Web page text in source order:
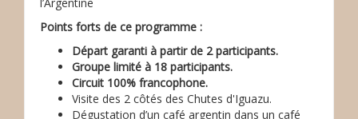
Points forts de ce programme :
Départ garanti à partir de 2 participants.
Groupe limité à 18 participants.
Circuit 100% francophone.
Visite des 2 côtés des Chutes d'Iguazu.
Dégustation d’un café argentin dans un café